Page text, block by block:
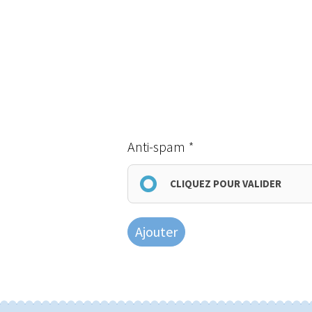
Anti-spam
CLIQUEZ POUR VALIDER
Ajouter